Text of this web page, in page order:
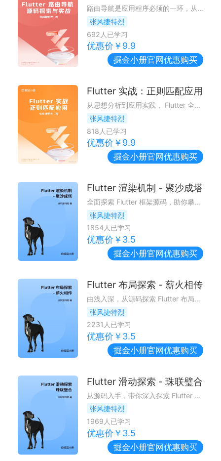
路由导航是应用程序必须的一环，从源码到实践完全解读。
张风捷特烈
692 人已学习
优惠价￥ 9.9
掘金小册官网优惠购买
Flutter 实战：正则匹配应用
从思想分析到应用实践， Flutter 全平台玩转正则表达式 ~
张风捷特烈
818 人已学习
优惠价￥ 9.9
掘金小册官网优惠购买
Flutter 渲染机制 - 聚沙成塔
全面探索 Flutter 框架源码，助你攀登九层之台，一览顶上风采 ~
张风捷特烈
1854人已学习
优惠价￥ 3.5
掘金小册官网优惠购买
Flutter 布局探索 - 薪火相传
由浅入深，从源码探索 Flutter 布局原理~
张风捷特烈
2231 人已学习
优惠价￥ 3.5
掘金小册官网优惠购买
Flutter 滑动探索 - 珠联璧合
从源码入手，带你深入探索 Flutter 滑动体系
张风捷特烈
1969 人已学习
优惠价￥ 3.5
掘金小册官网优惠购买